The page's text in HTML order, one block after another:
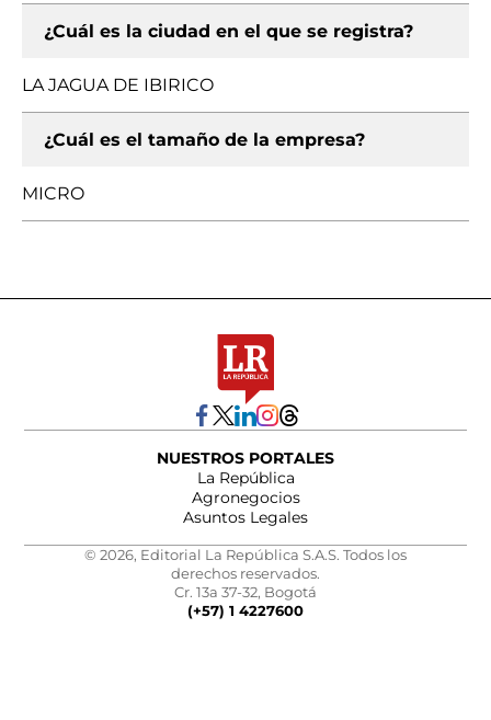
¿Cuál es la ciudad en el que se registra?
LA JAGUA DE IBIRICO
¿Cuál es el tamaño de la empresa?
MICRO
NUESTROS PORTALES
La República
Agronegocios
Asuntos Legales
© 2026, Editorial La República S.A.S. Todos los
derechos reservados.
Cr. 13a 37-32, Bogotá
(+57) 1 4227600